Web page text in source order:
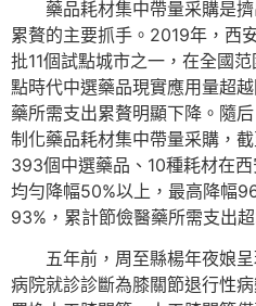
藥品耗材集中帶量采購是
累贅的主要抓手。2019年，西
批11個試點城市之一，在全國
點時代中選藥品現實應用量超
藥所需支出累贅明顯下降。隨
制化藥品耗材集中帶量采購，
393個中選藥品、10種耗材在
均勻降幅50%以上，最高降幅
93%，累計節儉醫藥所需支出
五年前，周至縣楊年夜娘
病院就診診斷為膝關節退行性